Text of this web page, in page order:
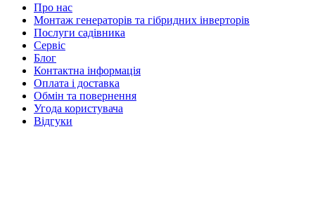
Про нас
Монтаж генераторів та гібридних інверторів
Послуги садівника
Сервіс
Блог
Контактна інформація
Оплата і доставка
Обмін та повернення
Угода користувача
Відгуки